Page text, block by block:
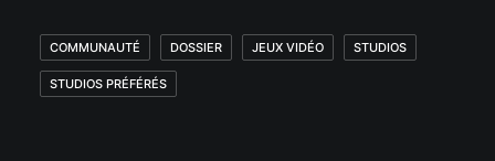
COMMUNAUTÉ DOSSIER JEUX VIDÉO STUDIOS
STUDIOS PRÉFÉRÉS